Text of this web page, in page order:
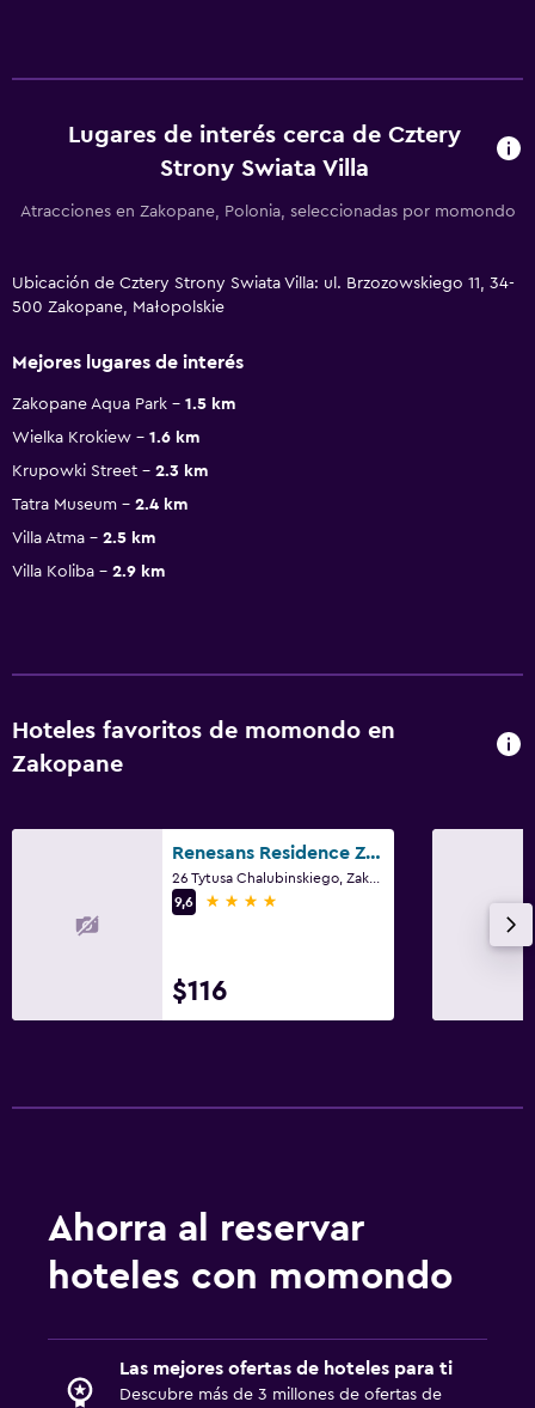
Lugares de interés cerca de Cztery
Strony Swiata Villa
Atracciones en Zakopane, Polonia, seleccionadas por momondo
Ubicación de Cztery Strony Swiata Villa: ul. Brzozowskiego 11, 34-
500 Zakopane, Małopolskie
Mejores lugares de interés
Zakopane Aqua Park
1.5 km
Wielka Krokiew
1.6 km
Krupowki Street
2.3 km
Tatra Museum
2.4 km
Villa Atma
2.5 km
Villa Koliba
2.9 km
Hoteles favoritos de momondo en
Zakopane
Renesans Residence Zakopane
9,6
4 estrellas
$116
Ahorra al reservar
hoteles con momondo
Las mejores ofertas de hoteles para ti
Descubre más de 3 millones de ofertas de